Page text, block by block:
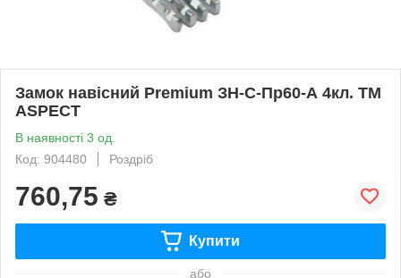
Замок навісний Premium ЗН-С-Пр60-А 4кл. ТМ
ASPECT
В наявності 3 од.
Код: 904480
Роздріб
760,75 ₴
Купити
або